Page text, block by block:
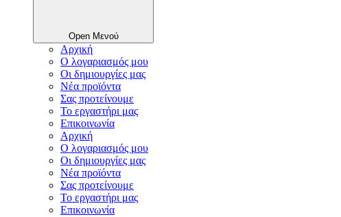
Open Μενού
Αρχική
Ο λογαριασμός μου
Οι δημιουργίες μας
Νέα προϊόντα
Σας προτείνουμε
Το εργαστήρι μας
Επικοινωνία
Αρχική
Ο λογαριασμός μου
Οι δημιουργίες μας
Νέα προϊόντα
Σας προτείνουμε
Το εργαστήρι μας
Επικοινωνία